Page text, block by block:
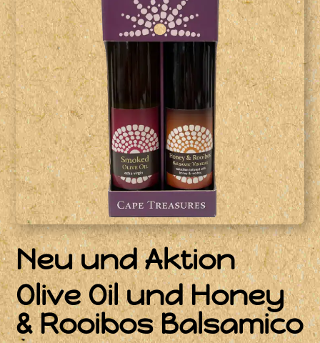
Neu und Aktion
Olive Oil und Honey
& Rooibos Balsamico